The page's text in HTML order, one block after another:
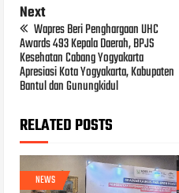
Next
Wapres Beri Penghargaan UHC
Awards 493 Kepala Daerah, BPJS
Kesehatan Cabang Yogyakarta
Apresiasi Kota Yogyakarta, Kabupaten
Bantul dan Gunungkidul
RELATED POSTS
NEWS